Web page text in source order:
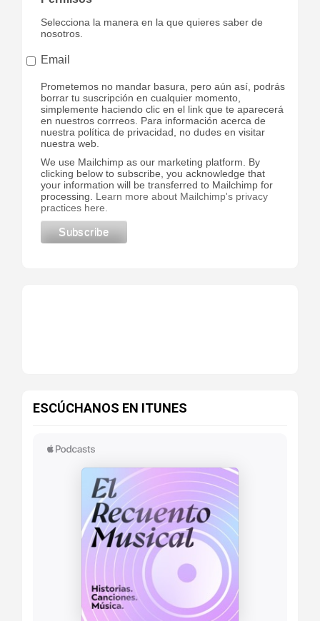
Selecciona la manera en la que quieres saber de
nosotros.
Email
Prometemos no mandar basura, pero aún así, podrás
borrar tu suscripción en cualquier momento,
simplemente haciendo clic en el link que te aparecerá
en nuestros corrreos. Para información acerca de
nuestra política de privacidad, no dudes en visitar
nuestra web.
We use Mailchimp as our marketing platform. By
clicking below to subscribe, you acknowledge that
your information will be transferred to Mailchimp for
processing. Learn more about Mailchimp's privacy
practices here.
ESCÚCHANOS EN ITUNES